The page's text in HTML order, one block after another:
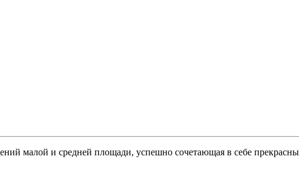
малой и средней площади, успешно сочетающая в себе